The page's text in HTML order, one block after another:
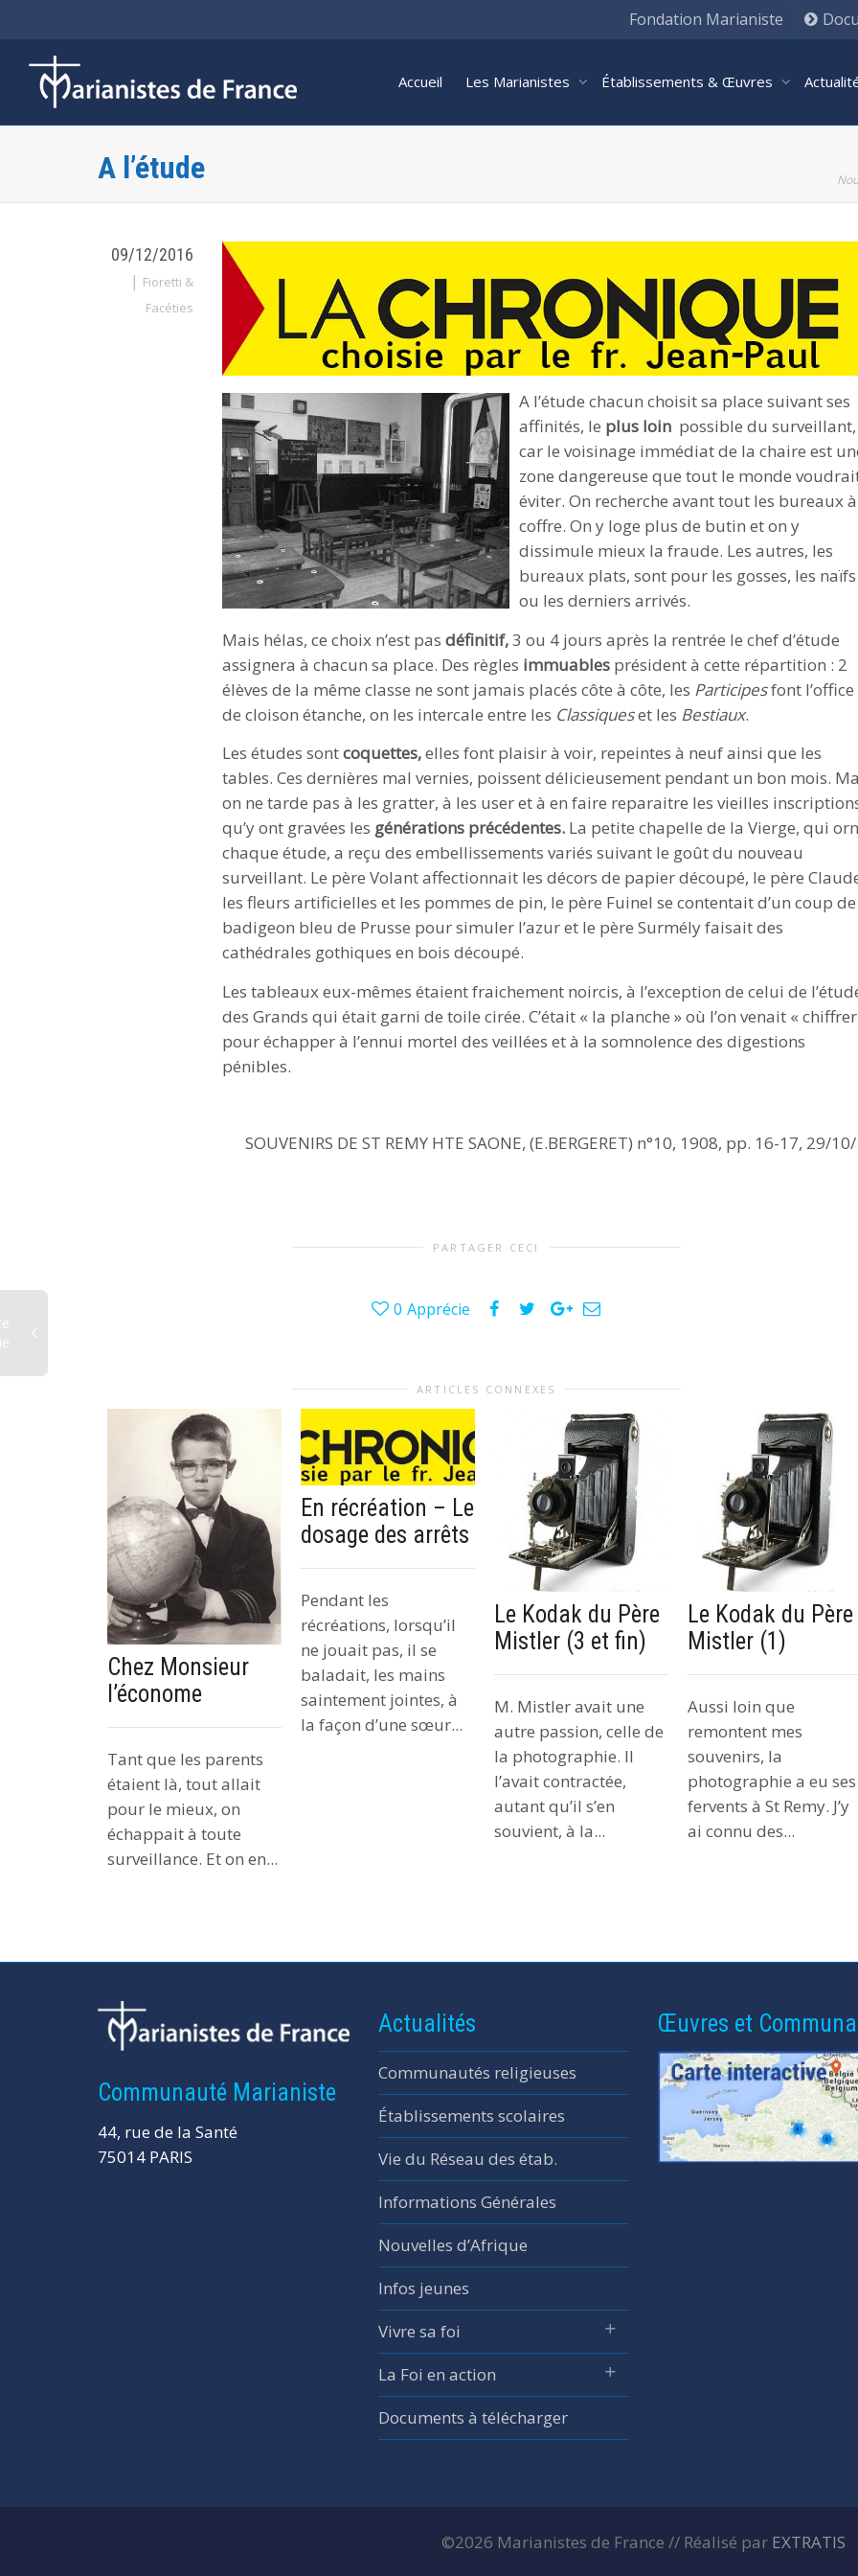
Fondation Marianiste
Accueil Les Marianistes Établissements & Œuvres
A l’étude
09/12/2016
| Fioretti &
Facéties
A l’étude chacun choisit sa place suivant ses
affinités, le plus loin possible du surveillant,
car le voisinage immédiat de la chaire est
zone dangereuse que tout le monde
éviter. On recherche avant tout les bureaux à
coffre. On y loge plus de butin et on y
dissimule mieux la fraude. Les autres, les
bureaux plats, sont pour les gosses, les naïfs
ou les derniers arrivés.
Mais hélas, ce choix n’est pas définitif,3 ou 4 jours après la rentrée le chef d’étude
assignera à chacun sa place. Des règles immuables président à cette répartition : 2
élèves de la même classe ne sont jamais placés côte à côte, les Participesfont l’office
de cloison étanche, on les intercale entre les Classiqueset les Bestiaux.
Les études sontcoquettes,elles font plaisir à voir, repeintes à neuf ainsi que les
tables. Ces dernières mal vernies, poissent délicieusement pendant un bon mois.
on ne tarde pas à les gratter, à les user et à en faire reparaitre les vieilles
qu’y ont gravées les générations précédentes. La petite chapelle de la Vierge, qui
chaque étude, a reçu des embellissements variés suivant le goût du nouveau
surveillant. Le père Volant affectionnait les décors de papier découpé, le père
les fleurs artificielles et les pommes de pin, le père Fuinel se contentait d’un coup de
badigeon bleu de Prusse pour simuler l’azur et le père Surmély faisait des
cathédrales gothiques en bois découpé.
Les tableaux eux-mêmes étaient fraichement noircis, à l’exception de celui de
des Grands qui était garni de toile cirée. C’était « la planche » où l’on venait «
pour échapper à l’ennui mortel des veillées et à la somnolence des digestions
pénibles.
SOUVENIRS DE ST REMY HTE SAONE, (E.BERGERET) n°10, 1908, pp. 16-17, 29/
PARTAGER CECI
0 Apprécie
ARTICLES CONNEXES
Chez Monsieur
l’économe
Tant que les parents
étaient là, tout allait
pour le mieux, on
échappait à toute
surveillance. Et on en...
En récréation – Le
dosage des arrêts
Pendant les
récréations, lorsqu’il
ne jouait pas, il se
baladait, les mains
saintement jointes, à
la façon d’une sœur...
Le Kodak du Père
Mistler (3 et fin)
M. Mistler avait une
autre passion, celle de
la photographie. Il
l’avait contractée,
autant qu’il s’en
souvient, à la...
Le Kodak du Père
Mistler (1)
Aussi loin que
remontent mes
souvenirs, la
photographie a eu ses
fervents à St Remy. J’y
ai connu des...
Communauté Marianiste
44, rue de la Santé
75014 PARIS
Actualités
Communautés religieuses
Établissements scolaires
Vie du Réseau des étab.
Informations Générales
Nouvelles d’Afrique
Infos jeunes
Vivre sa foi
La Foi en action
Documents à télécharger
Œuvres et
©2026 Marianistes de France // Réalisé par EXTRATIS